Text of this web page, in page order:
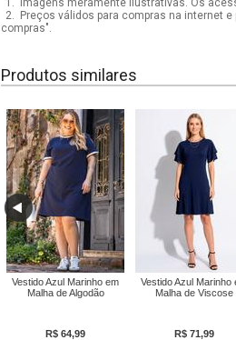
1.
Imagens meramente ilustrativas. Os
2.
Preços válidos para compras na internet
compras".
Produtos similares
Vestido Azul Marinho em
Malha de Algodão
R$ 64,99
Vestido Azul Marinho
Malha de Viscose
R$ 71,99